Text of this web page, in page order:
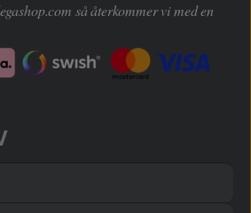
så återkommer vi med en